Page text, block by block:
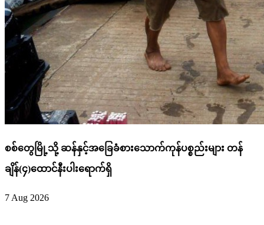
စစ်တွေမြို့သို့ ဆန်နှင့်အခြေခံစားသောက်ကုန်ပစ္စည်းများ တန်
ချိန်(၄)ထောင်နီးပါးရောက်ရှိ
7 Aug 2026